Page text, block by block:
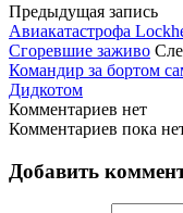
Предыдущая запись
Авиакатастрофа
Сгоревшие заживо
Командир за бортом
Дидкотом
Комментариев нет
Комментариев пока
Добавить